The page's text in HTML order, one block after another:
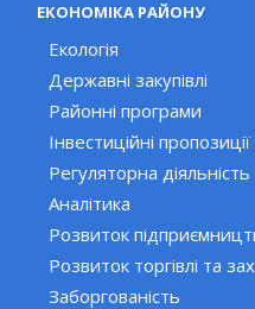
ЕКОНОМІКА РАЙОНУ
Екологія
Державні закупівлі
Районні програми
Інвестиційні пропозиції
Регуляторна діяльність
Аналітика
Розвиток
Розвиток торгівлі та
Заборгованість